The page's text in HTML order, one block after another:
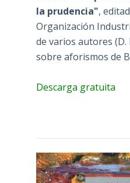
la prudencia",
Organización
de varios autores
sobre aforismos de
Descarga gratuita